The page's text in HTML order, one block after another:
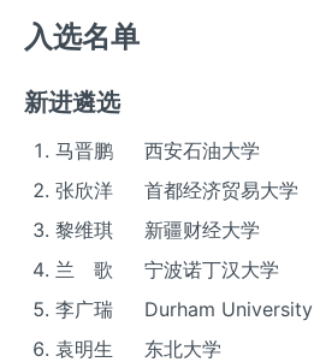
入选名单
新进遴选
马晋鹏 西安石油大学
张欣洋 首都经济贸易大学
黎维琪 新疆财经大学
兰 歌 宁波诺丁汉大学
李广瑞 Durham University
袁明生 东北大学